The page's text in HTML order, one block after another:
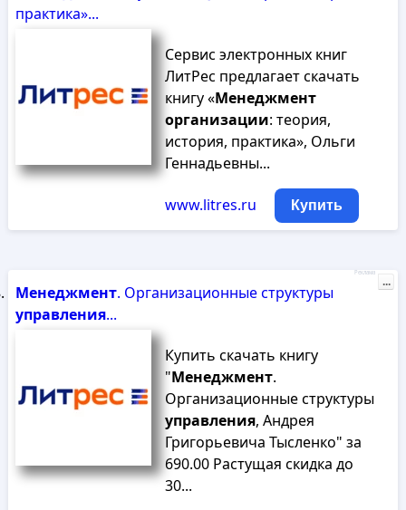
практика»...
Сервис электронных книг
ЛитРес предлагает скачать
книгу «Менеджмент
организации: теория,
история, практика», Ольги
Геннадьевны...
www.litres.ru Купить
Менеджмент. Организационные структуры
управления...
Купить скачать книгу
"Менеджмент.
Организационные структуры
управления, Андрея
Григорьевича Тысленко" за
690.00 Растущая скидка до
30...
Реклама
...